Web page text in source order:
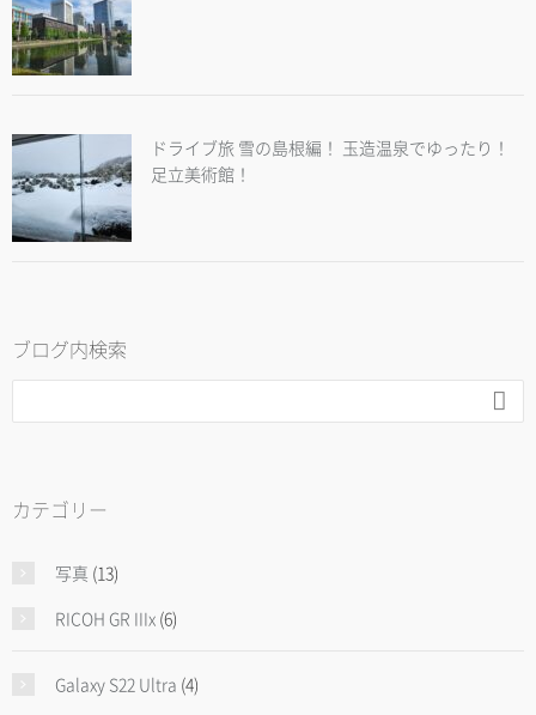
ドライブ旅 雪の島根編！ 玉造温泉でゆったり！
足立美術館！
ブログ内検索

カテゴリー
写真 (13)
RICOH GR IIIx (6)
Galaxy S22 Ultra (4)